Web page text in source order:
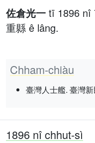
佐倉光一 tī 1896 nî
重縣 ê lâng.
Chham-chiàu
臺灣人士艦. 臺灣
1896 nî chhut-sì